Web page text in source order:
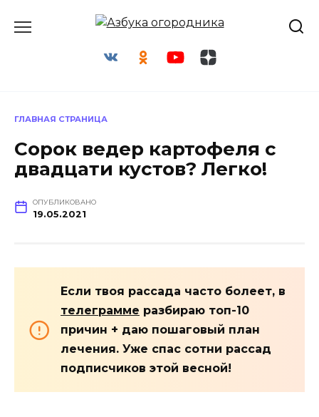
ГЛАВНАЯ СТРАНИЦА
Сорок ведер картофеля с
двадцати кустов? Легко!
ОПУБЛИКОВАНО
19.05.2021
Если твоя рассада часто болеет, в
телеграмме разбираю топ-10
причин + даю пошаговый план
лечения. Уже спас сотни рассад
подписчиков этой весной!